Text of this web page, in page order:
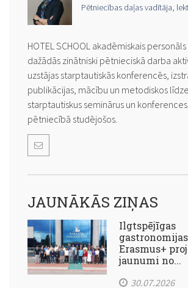
Pētniecības daļas vadītāja,
HOTEL SCHOOL akadēmiskais
dažādās zinātniski pētnieciskā darba
uzstājas starptautiskās konferencēs,
publikācijas, mācību un metodiskos
starptautiskus seminārus un
pētniecībā studējošos.
JAUNĀKĀS ZIŅAS
Ilgtspējīgas
Erasmus+
jaunumi no...
30.07.2026